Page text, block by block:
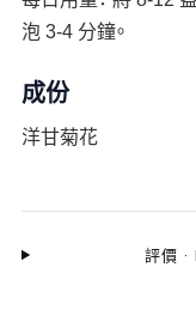
泡 3-4 分鐘。
成份
洋甘菊花
評價 ·